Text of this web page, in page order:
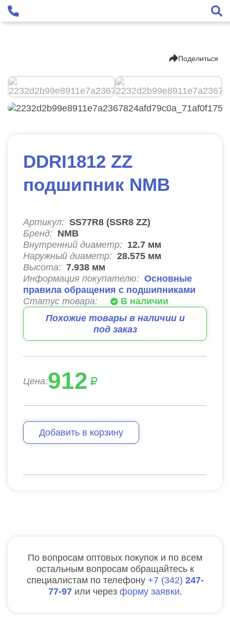
Поделиться
DDRI1812 ZZ
подшипник NMB
Артикул: SS77R8 (SSR8 ZZ)
Бренд: NMB
Внутренний диаметр: 12.7 мм
Наружный диаметр: 28.575 мм
Высота: 7.938 мм
Информация покупателю: Основные
правила обращения с подшипниками
Статус товара:
В наличии
Похожие товары в наличии и
под заказ
Цена:912
Добавить в корзину
По вопросам оптовых покупок и по всем
остальным вопросам обращайтесь к
специалистам по телефону
7 342 247-
77-97 или через форму заявки.